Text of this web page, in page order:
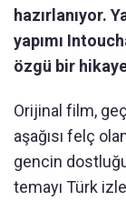
hazırlanıyor.
yapımı
özgü bir
Orijinal film,
aşağısı felç
gencin
temayı Türk